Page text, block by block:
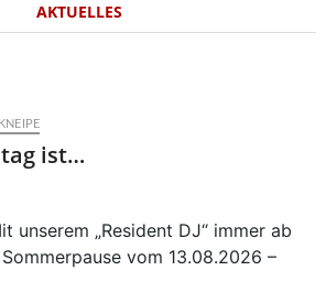
AKTUELLES
KNEIPE
ist…
unserem „Resident DJ“ immer ab
vom 13.08.2026 –